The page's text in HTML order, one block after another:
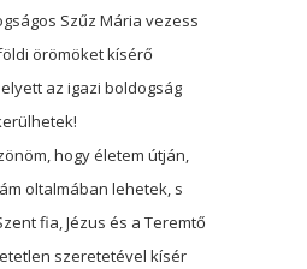
Szűz Mária vezess
örömöket kísérő
az igazi boldogság
hogy életem útján,
oltalmában lehetek, s
fia, Jézus és a Teremtő
szeretetével kísér